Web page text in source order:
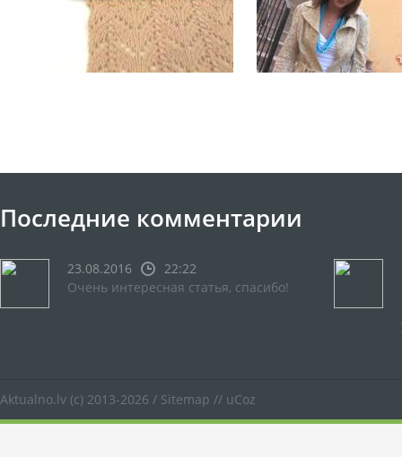
Последние комментарии
23.08.2016
22:22
Очень интересная статья, спасибо!
Aktualno.lv (c) 2013-2026 / Sitemap // uCoz